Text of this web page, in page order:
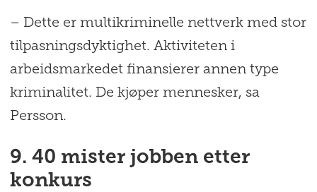
– Dette er multikriminelle nettverk med stor
tilpasningsdyktighet. Aktiviteten i
arbeidsmarkedet finansierer annen type
kriminalitet. De kjøper mennesker, sa
Persson.
9. 40 mister jobben etter
konkurs